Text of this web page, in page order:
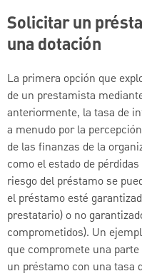
Solicitar un
una dotación
La primera opción que
de un prestamista
anteriormente, la tasa de
a menudo por la
de las finanzas de la
como el estado de
riesgo del préstamo se
el préstamo esté
prestatario) o no
comprometidos). Un
que compromete una
un préstamo con una tasa